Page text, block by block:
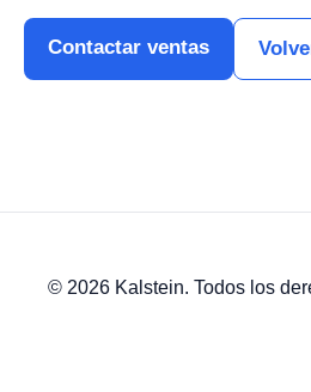
Contactar ventas
© 2026 Kalstein. Todos los